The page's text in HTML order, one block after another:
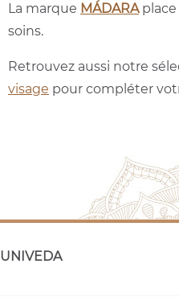
La marque MÁDARAplace
soins.
Retrouvez aussi notre
visage pour compléter
UNIVEDA